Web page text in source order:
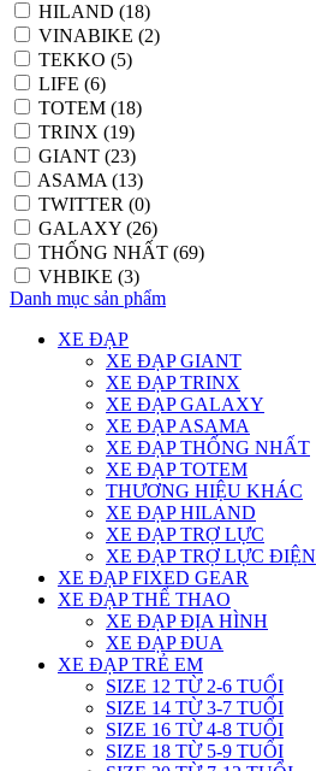
HILAND (18)
VINABIKE (2)
TEKKO (5)
LIFE (6)
TOTEM (18)
TRINX (19)
GIANT (23)
ASAMA (13)
TWITTER (0)
GALAXY (26)
THỐNG NHẤT (69)
VHBIKE (3)
Danh mục sản phẩm
XE ĐẠP
XE ĐẠP GIANT
XE ĐẠP TRINX
XE ĐẠP GALAXY
XE ĐẠP ASAMA
XE ĐẠP THỐNG NHẤT
XE ĐẠP TOTEM
THƯƠNG HIỆU KHÁC
XE ĐẠP HILAND
XE ĐẠP TRỢ LỰC
XE ĐẠP TRỢ LỰC ĐIỆN
XE ĐẠP FIXED GEAR
XE ĐẠP THỂ THAO
XE ĐẠP ĐỊA HÌNH
XE ĐẠP ĐUA
XE ĐẠP TRẺ EM
SIZE 12 TỪ 2-6 TUỔI
SIZE 14 TỪ 3-7 TUỔI
SIZE 16 TỪ 4-8 TUỔI
SIZE 18 TỪ 5-9 TUỔI